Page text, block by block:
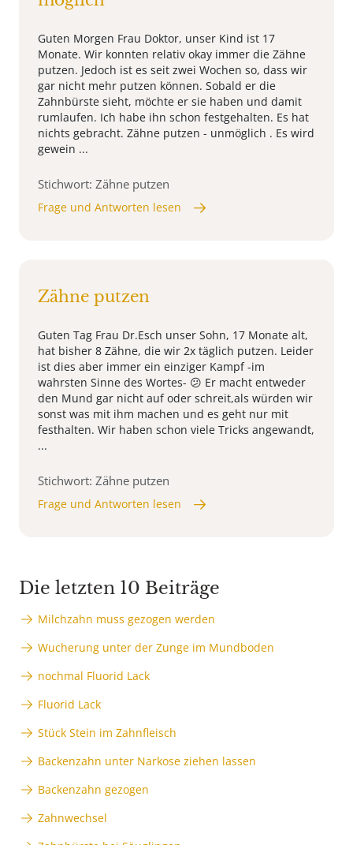
Guten Morgen Frau Doktor, unser Kind ist 17
Monate. Wir konnten relativ okay immer die Zähne
putzen. Jedoch ist es seit zwei Wochen so, dass wir
gar nicht mehr putzen können. Sobald er die
Zahnbürste sieht, möchte er sie haben und damit
rumlaufen. Ich habe ihn schon festgehalten. Es hat
nichts gebracht. Zähne putzen - unmöglich . Es wird
gewein ...
Stichwort: Zähne putzen
Frage und Antworten lesen
Zähne putzen
Guten Tag Frau Dr.Esch unser Sohn, 17 Monate alt,
hat bisher 8 Zähne, die wir 2x täglich putzen. Leider
ist dies aber immer ein einziger Kampf -im
wahrsten Sinne des Wortes- 😕 Er macht entweder
den Mund gar nicht auf oder schreit,als würden wir
sonst was mit ihm machen und es geht nur mit
festhalten. Wir haben schon viele Tricks angewandt,
...
Stichwort: Zähne putzen
Frage und Antworten lesen
Die letzten 10 Beiträge
Milchzahn muss gezogen werden
Wucherung unter der Zunge im Mundboden
nochmal Fluorid Lack
Fluorid Lack
Stück Stein im Zahnfleisch
Backenzahn unter Narkose ziehen lassen
Backenzahn gezogen
Zahnwechsel